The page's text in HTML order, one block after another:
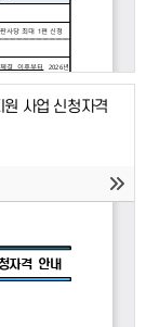
사업 신청자격